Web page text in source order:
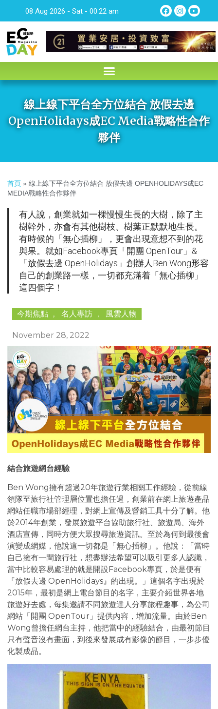
08 Aug 2026 - Sat - 00:22 am
線上線下平台全方位結合 放假去邊
OpenHolidays成EC Media戰略性合作
夥伴
首頁 » 線上線下平台全方位結合 放假去邊 OPENHOLIDAYS成EC
MEDIA戰略性合作夥伴
有人說，創業就如一棵慢慢生長的大樹，除了主
樹幹外，亦會有其他樹枝、樹葉正默默地生長。
有時候的「無心插柳」，更會出現意想不到的花
與果。就如Facebook專頁「開團 OpenTour」&
「放假去邊 OpenHolidays」創辦人Ben Wong形容
自己的創業路一樣，一切都充滿着「無心插柳」
這四個字！
今期焦點 , 名人專訪 , 風雲人物
November 28, 2022
結合旅遊網台經驗
Ben Wong擁有超過20年旅遊行業相關工作經驗，從前線
領隊至旅行社管理層位置也擔任過，創業前在網上旅遊產品
網站任職市場部經理，對網上宣傳及營銷工具十分了解。他
於2014年創業，發展旅遊平台協助旅行社、旅遊局、海外
酒店宣傳，同時方便大眾搜尋旅遊資訊。至於為何到最後會
演變成網媒，他說這一切都是「無心插柳」。他說：「當時
自己擁有一間旅行社，想盡辦法希望可以吸引更多人認識，
當中比較容易處理的就是開設Facebook專頁，於是便有
『放假去邊 OpenHolidays』的出現。」這個名字出現於
2015年，最初是網上電台節目的名字，主要介紹世界各地
旅遊好去處，每集邀請不同旅遊達人分享旅程趣事，為公司
網站「開團 OpenTour」提供內容，增加流量。由於Ben
Wong曾擔任網台主持，他把當中的經驗結合，由最初節目
只有聲音沒有畫面，到後來發展成有影像的節目，一步步優
化製成品。